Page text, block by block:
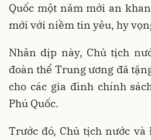
Quốc một năm mới an
mới với niềm tin yêu, hy
Nhân dịp này, Chủ tịch
đoàn thể Trung ương đã
cho các gia đình chính
Phú Quốc.
Trước đó, Chủ tịch nước và